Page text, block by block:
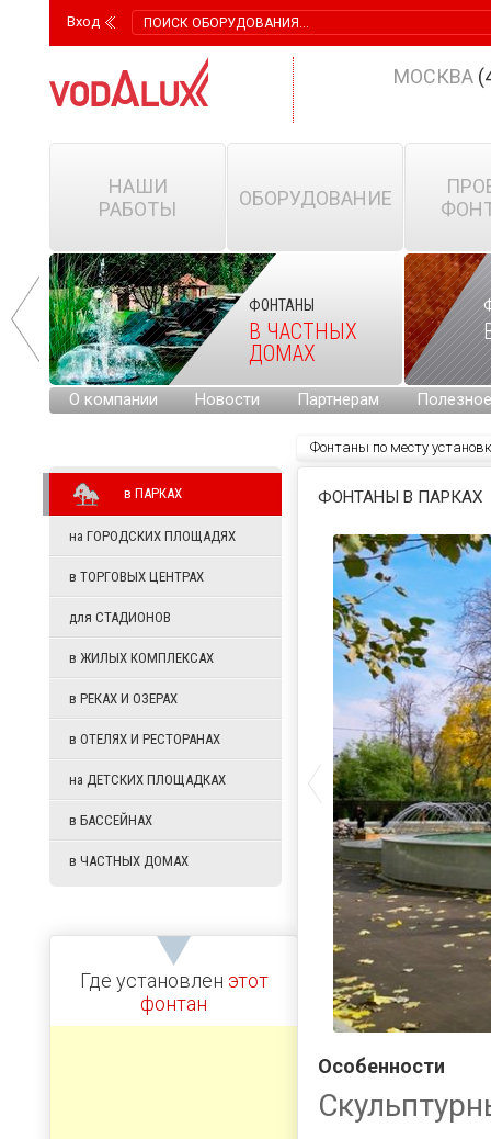
Вход
МОСКВА
НАШИ
РАБОТЫ
ОБОРУДОВАНИЕ
ФОНТАНЫ
В ЧАСТНЫХ
ДОМАХ
О компании Новости Партнерам Полезное
Фонтаны по месту
ФОНТАНЫ В
Особенности
в ПАРКАХ
на ГОРОДСКИХ ПЛОЩАДЯХ
в ТОРГОВЫХ ЦЕНТРАХ
для СТАДИОНОВ
в ЖИЛЫХ КОМПЛЕКСАХ
в РЕКАХ И ОЗЕРАХ
в ОТЕЛЯХ И РЕСТОРАНАХ
на ДЕТСКИХ ПЛОЩАДКАХ
в БАССЕЙНАХ
в ЧАСТНЫХ ДОМАХ
Где установлен этот
фонтан